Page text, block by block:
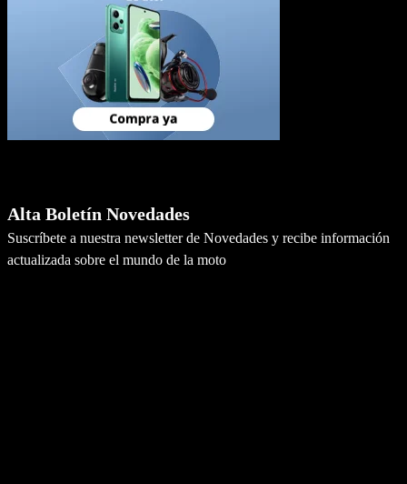
Alta Boletín Novedades
Suscríbete a nuestra newsletter de Novedades y recibe información
actualizada sobre el mundo de la moto